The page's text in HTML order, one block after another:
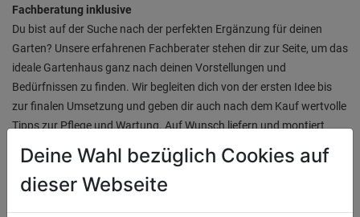
Fachberatung inklusive
Du bist auf der Suche nach der perfekten Ergänzung für deinen
Garten? Unsere erfahrenen Fachberater stehen dir zur Seite, um das
ideale Gartenhaus ganz nach deinen Vorstellungen und
Bedürfnissen zu finden. Wir begleiten dich von der ersten Idee bis
zur finalen Umsetzung und geben dir auch nach dem Kauf wertvolle
Tipps zur Pflege und Wartung. Auf Wunsch liefern und montiert
unser Team dein neues Gartenhaus.
Deine Wahl bezüglich Cookies auf
dieser Webseite